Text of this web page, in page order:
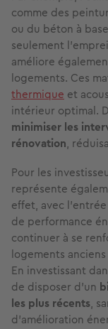
comme des
ou du béton à
seulement
améliore
logements. Ces
thermique et
intérieur optimal.
minimiser les
rénovation,
Pour les
représente
effet, avec
de performance
continuer à se
logements
En investissant
de disposer d'un
les plus récents,
d'amélioration